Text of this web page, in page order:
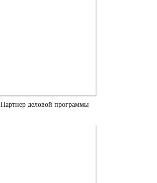
Партнер деловой программы